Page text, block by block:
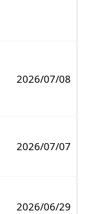
2026/07/08
2026/07/07
2026/06/29